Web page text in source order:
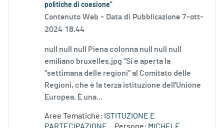
politiche di coesione"
Contenuto Web - Data di Pubblicazione 7-ott-
2024 18.44
null null null Piena colonna null null null
emiliano bruxelles.jpg “Si è aperta la
"settimana delle regioni" al Comitato delle
Regioni, che è la terza istituzione dell'Unione
Europea. È una...
Aree Tematiche: ISTITUZIONE E